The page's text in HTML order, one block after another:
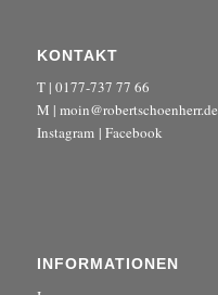
KONTAKT
T | 0177-737 77 66
M | moin@robertschoenherr.de
Instagram| Facebook
INFORMATIONEN